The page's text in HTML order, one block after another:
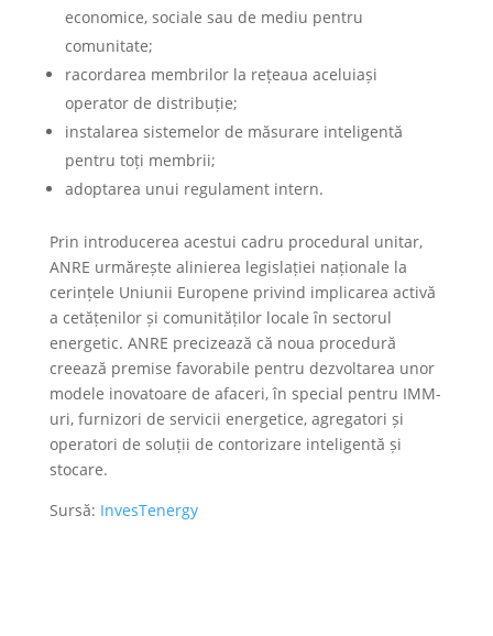
economice, sociale sau de mediu pentru
comunitate;
racordarea membrilor la rețeaua aceluiași
operator de distribuție;
instalarea sistemelor de măsurare inteligentă
pentru toți membrii;
adoptarea unui regulament intern.
Prin introducerea acestui cadru procedural unitar,
ANRE urmărește alinierea legislației naționale la
cerințele Uniunii Europene privind implicarea activă
a cetățenilor și comunităților locale în sectorul
energetic. ANRE precizează că noua procedură
creează premise favorabile pentru dezvoltarea unor
modele inovatoare de afaceri, în special pentru IMM-
uri, furnizori de servicii energetice, agregatori și
operatori de soluții de contorizare inteligentă și
stocare.
Sursă: InvesTenergy